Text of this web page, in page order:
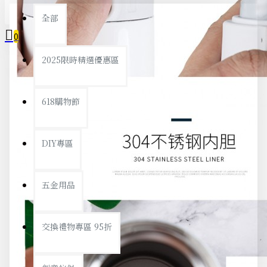
全部
2025限時精選優惠區
618購物節
DIY專區
五金用品
交換禮物專區 95折
0
您的購物車內沒有商品！